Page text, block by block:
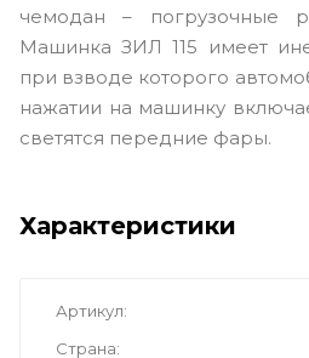
чемодан – погрузочные
Машинка ЗИЛ 115 имеет
при взводе которого
нажатии на машинку
светятся передние фары.
Характеристики
Артикул
Страна